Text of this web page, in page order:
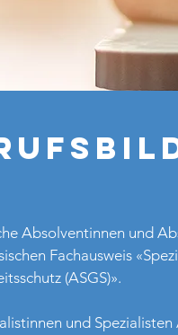
Absolventinnen und
Fachausweis
(ASGS)».
und